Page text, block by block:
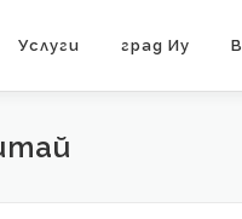
Услуги град Иу